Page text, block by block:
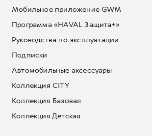
Мобильное приложение GWM
Программа «HAVAL Защита+»
Руководства по эксплуатации
Подписки
Автомобильные аксессуары
Коллекция CITY
Коллекция Базовая
Коллекция Детская